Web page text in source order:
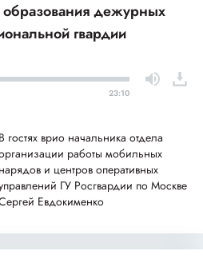
дежурных
гвардии
23:10
В гостях врио начальника отдела
работы мобильных
нарядов и центров оперативных
ГУ Росгвардии по Москве
Евдокименко